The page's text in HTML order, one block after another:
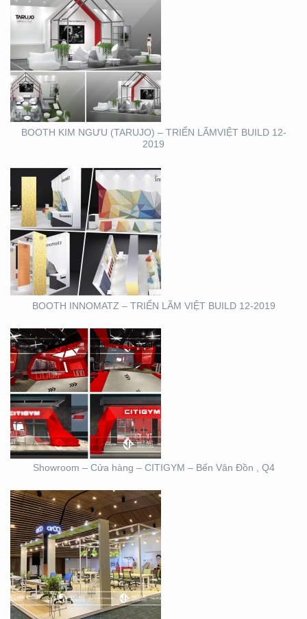
BOOTH KIM NGƯU (TARUJO) – TRIỂN LÃMVIỆT BUILD 12-
2019
BOOTH INNOMATZ –
TRIỂN LÃM VIỆT BUILD
12-2019
BOOTH INNOMATZ – TRIỂN LÃM VIỆT BUILD 12-2019
SHOWROOM – CỬA
HÀNG – CITIGYM – BẾN
VÂN ĐỒN , Q4
Showroom – Cửa hàng – CITIGYM – Bến Vân Đồn , Q4
BOOTH TRIỄN LÃM
CIRCO TẠI GEM
CENTER
BOOTH TRIỄN LÃM
DOVE